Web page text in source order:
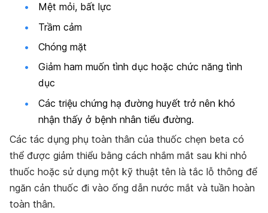
Mệt mỏi, bất lực
Trầm cảm
Chóng mặt
Giảm ham muốn tình dục hoặc chức năng tình
dục
Các triệu chứng hạ đường huyết trở nên khó
nhận thấy ở bệnh nhân tiểu đường.
Các tác dụng phụ toàn thân của thuốc chẹn beta có
thể được giảm thiểu bằng cách nhắm mắt sau khi nhỏ
thuốc hoặc sử dụng một kỹ thuật tên là tắc lỗ thông để
ngăn cản thuốc đi vào ống dẫn nước mắt và tuần hoàn
toàn thân.